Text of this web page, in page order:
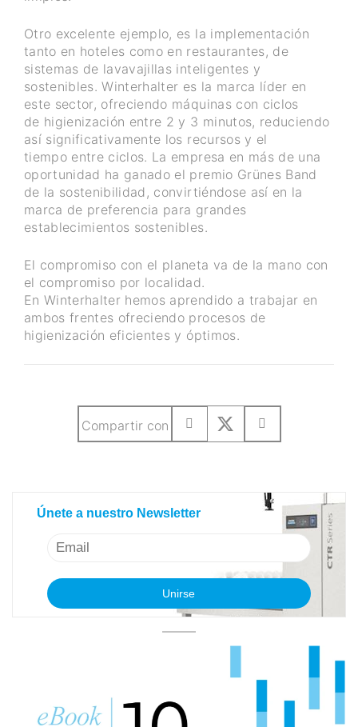
Otro excelente ejemplo, es la implementación
tanto en hoteles como en restaurantes, de
sistemas de lavavajillas inteligentes y
sostenibles. Winterhalter es la marca líder en
este sector, ofreciendo máquinas con ciclos
de higienización entre 2 y 3 minutos, reduciendo
así significativamente los recursos y el
tiempo entre ciclos. La empresa en más de una
oportunidad ha ganado el premio Grünes Band
de la sostenibilidad, convirtiéndose así en la
marca de preferencia para grandes
establecimientos sostenibles.
El compromiso con el planeta va de la mano con
el compromiso por localidad.
En Winterhalter hemos aprendido a trabajar en
ambos frentes ofreciendo procesos de
higienización eficientes y óptimos.
Compartir con
Únete a nuestro Newsletter